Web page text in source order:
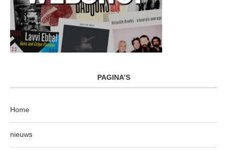
PAGINA’S
Home
nieuws